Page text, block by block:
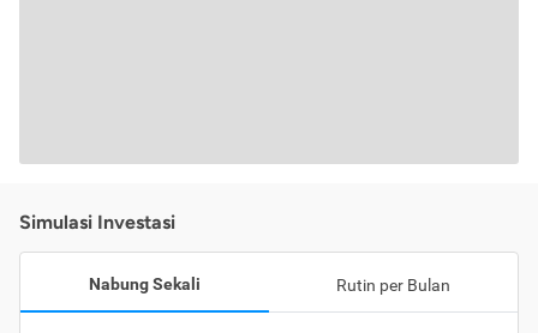
Simulasi Investasi
Nabung Sekali Rutin per Bulan